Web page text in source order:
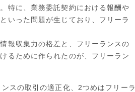
特に、業務委託契約における報酬や
いった問題が生じており、フリーラ
報収集力の格差と、フリーランスの
るために作られたのが、フリーラン
スの取引の適正化、2つめはフリーラ